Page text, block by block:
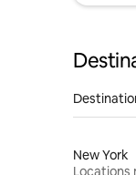
New York